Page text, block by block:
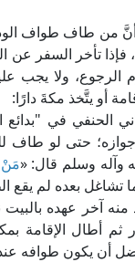
من طاف طواف
فإذا تأخر السفر
الرجوع، ولا يجب
أو يتَّخذ مكةَ دارًا:
حتى لو طاف
وآله وسلم قال: «مَنْ
تشاغل بعده لم يقع
منه آخر عهده
أطال الإقامة
أن يكون طوافه